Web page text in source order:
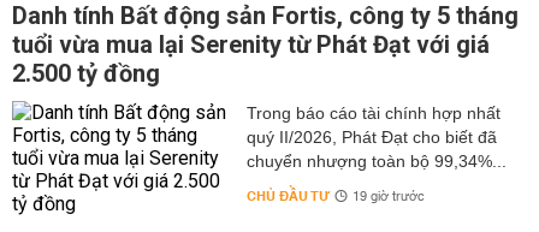
Danh tính Bất động sản Fortis, công ty 5 tháng
tuổi vừa mua lại Serenity từ Phát Đạt với giá
2.500 tỷ đồng
Trong báo cáo tài chính hợp nhất
quý II/2026, Phát Đạt cho biết đã
chuyển nhượng toàn bộ 99,34%...
CHỦ ĐẦU TƯ 19 giờ trước